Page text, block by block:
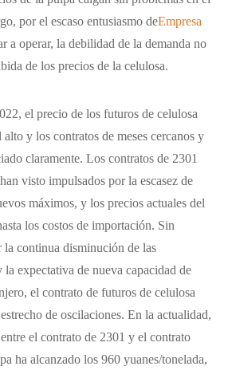
por el escaso entusiasmo deEmpresa
a operar, la debilidad de la demanda no
de los precios de la celulosa.
el precio de los futuros de celulosa
y los contratos de meses cercanos y
claramente. Los contratos de 2301
visto impulsados por la escasez de
máximos, y los precios actuales del
los costos de importación. Sin
la continua disminución de las
la expectativa de nueva capacidad de
el contrato de futuros de celulosa
de oscilaciones. En la actualidad,
el contrato de 2301 y el contrato
ha alcanzado los 960 yuanes/tonelada,